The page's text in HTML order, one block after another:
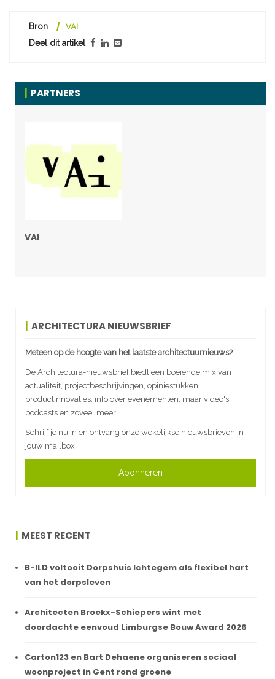
Bron VAI
Deel dit artikel
PARTNERS
VAI
ARCHITECTURA NIEUWSBRIEF
Meteen op de hoogte van het laatste architectuurnieuws?
De Architectura-nieuwsbrief biedt een boeiende mix van
actualiteit, projectbeschrijvingen, opiniestukken,
productinnovaties, info over evenementen, maar video's,
podcasts en zoveel meer.
Schrijf je nu in en ontvang onze wekelijkse nieuwsbrieven in
jouw mailbox.
Abonneren
MEEST RECENT
B-ILD voltooit Dorpshuis Ichtegem als flexibel hart
van het dorpsleven
Architecten Broekx-Schiepers wint met
doordachte eenvoud Limburgse Bouw Award 2026
Carton123 en Bart Dehaene organiseren sociaal
woonproject in Gent rond groene